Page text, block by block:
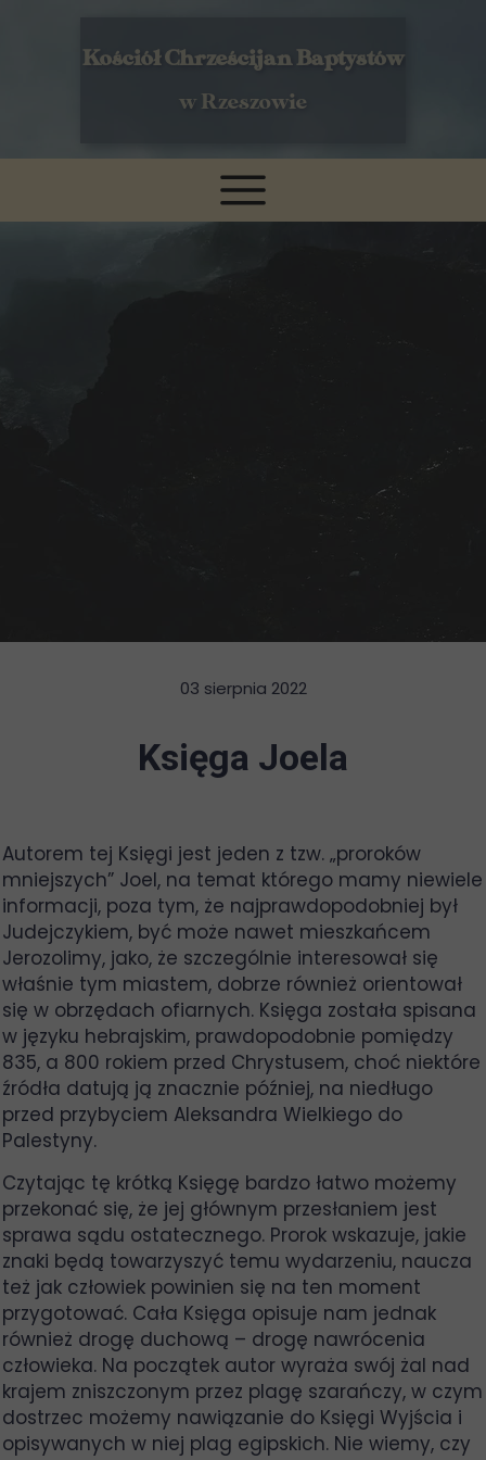
Kościół Chrześcijan Baptystów
w Rzeszowie
03 sierpnia 2022
Księga Joela
Autorem tej Księgi jest jeden z tzw. „proroków
mniejszych” Joel, na temat którego mamy niewiele
informacji, poza tym, że najprawdopodobniej był
Judejczykiem, być może nawet mieszkańcem
Jerozolimy, jako, że szczególnie interesował się
właśnie tym miastem, dobrze również orientował
się w obrzędach ofiarnych. Księga została spisana
w języku hebrajskim, prawdopodobnie pomiędzy
835, a 800 rokiem przed Chrystusem, choć niektóre
źródła datują ją znacznie później, na niedługo
przed przybyciem Aleksandra Wielkiego do
Palestyny.
Czytając tę krótką Księgę bardzo łatwo możemy
przekonać się, że jej głównym przesłaniem jest
sprawa sądu ostatecznego. Prorok wskazuje, jakie
znaki będą towarzyszyć temu wydarzeniu, naucza
też jak człowiek powinien się na ten moment
przygotować. Cała Księga opisuje nam jednak
również drogę duchową – drogę nawrócenia
człowieka. Na początek autor wyraża swój żal nad
krajem zniszczonym przez plagę szarańczy, w czym
dostrzec możemy nawiązanie do Księgi Wyjścia i
opisywanych w niej plag egipskich. Nie wiemy, czy